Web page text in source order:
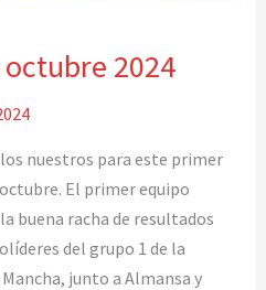
2024
nuestros para este primer
El primer equipo
buena racha de resultados
del grupo 1 de la
junto a Almansa y